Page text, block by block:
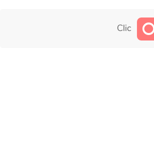
Clic